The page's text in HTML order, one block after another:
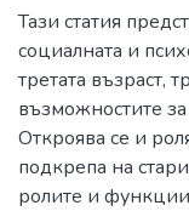
Тази статия
социалната и
третата възраст,
възможностите
Откроява се и
подкрепа на
ролите и